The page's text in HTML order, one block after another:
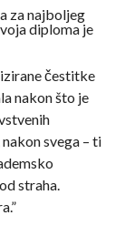
za najboljeg
diploma je
čestitke
nakon što je
svega – ti
straha.